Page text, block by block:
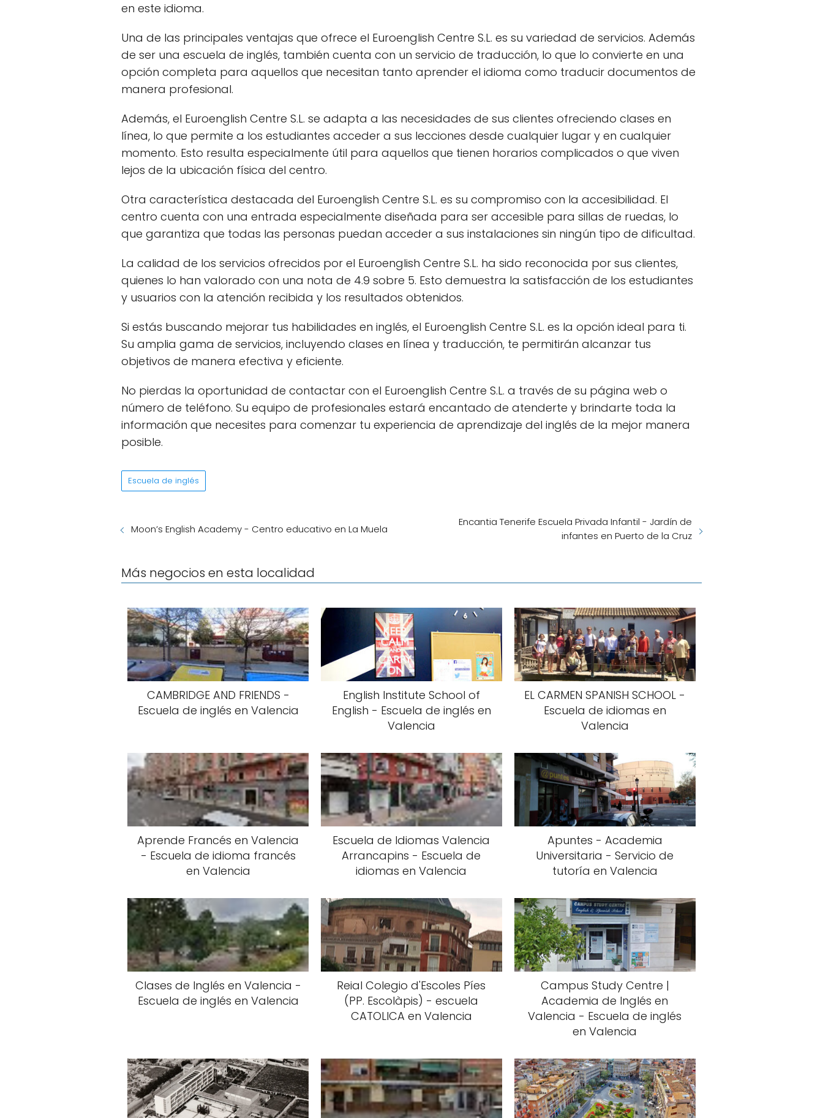
en este idioma.
Una de las principales ventajas que ofrece el Euroenglish Centre S.L. es su variedad de servicios. Además
de ser una escuela de inglés, también cuenta con un servicio de traducción, lo que lo convierte en una
opción completa para aquellos que necesitan tanto aprender el idioma como traducir documentos de
manera profesional.
Además, el Euroenglish Centre S.L. se adapta a las necesidades de sus clientes ofreciendo clases en
línea, lo que permite a los estudiantes acceder a sus lecciones desde cualquier lugar y en cualquier
momento. Esto resulta especialmente útil para aquellos que tienen horarios complicados o que viven
lejos de la ubicación física del centro.
Otra característica destacada del Euroenglish Centre S.L. es su compromiso con la accesibilidad. El
centro cuenta con una entrada especialmente diseñada para ser accesible para sillas de ruedas, lo
que garantiza que todas las personas puedan acceder a sus instalaciones sin ningún tipo de dificultad.
La calidad de los servicios ofrecidos por el Euroenglish Centre S.L. ha sido reconocida por sus clientes,
quienes lo han valorado con una nota de 4.9 sobre 5. Esto demuestra la satisfacción de los estudiantes
y usuarios con la atención recibida y los resultados obtenidos.
Si estás buscando mejorar tus habilidades en inglés, el Euroenglish Centre S.L. es la opción ideal para ti.
Su amplia gama de servicios, incluyendo clases en línea y traducción, te permitirán alcanzar tus
objetivos de manera efectiva y eficiente.
No pierdas la oportunidad de contactar con el Euroenglish Centre S.L. a través de su página web o
número de teléfono. Su equipo de profesionales estará encantado de atenderte y brindarte toda la
información que necesites para comenzar tu experiencia de aprendizaje del inglés de la mejor manera
posible.
Escuela de inglés
Moon’s English Academy - Centro educativo en La Muela
Encantia Tenerife Escuela Privada Infantil - Jardín de
infantes en Puerto de la Cruz
Más negocios en esta localidad
CAMBRIDGE AND FRIENDS -
Escuela de inglés en Valencia
English Institute School of
English - Escuela de inglés en
Valencia
EL CARMEN SPANISH SCHOOL -
Escuela de idiomas en
Valencia
Aprende Francés en Valencia
- Escuela de idioma francés
en Valencia
Escuela de Idiomas Valencia
Arrancapins - Escuela de
idiomas en Valencia
Apuntes - Academia
Universitaria - Servicio de
tutoría en Valencia
Clases de Inglés en Valencia -
Escuela de inglés en Valencia
Reial Colegio d'Escoles Píes
(PP. Escolàpis) - escuela
CATOLICA en Valencia
Campus Study Centre |
Academia de Inglés en
Valencia - Escuela de inglés
en Valencia